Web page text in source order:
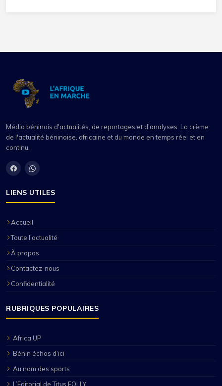
Média béninois d'actualités, de reportages et d'analyses. La crème
de l'actualité béninoise, africaine et du monde en temps réel et en
continu.
LIENS UTILES
Accueil
Toute l’actualité
À propos
Contactez-nous
Confidentialité
RUBRIQUES POPULAIRES
Africa UP
Bénin échos d’ici
Au nom des sports
L’Editorial de Titus FOLLY